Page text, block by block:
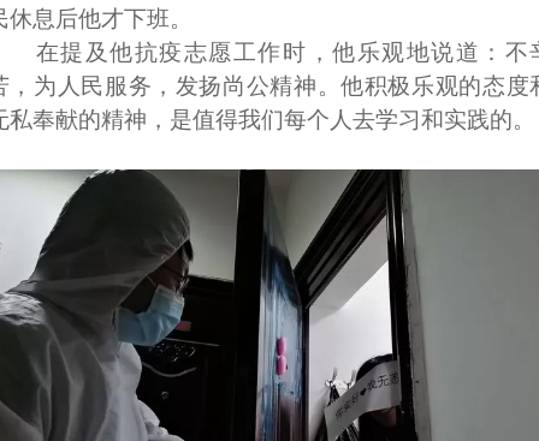
休息后他才下班。
提及他抗疫志愿工作时，他乐观地说道：不
，为人民服务，发扬尚公精神。他积极乐观的态度
私奉献的精神，是值得我们每个人去学习和实践的。